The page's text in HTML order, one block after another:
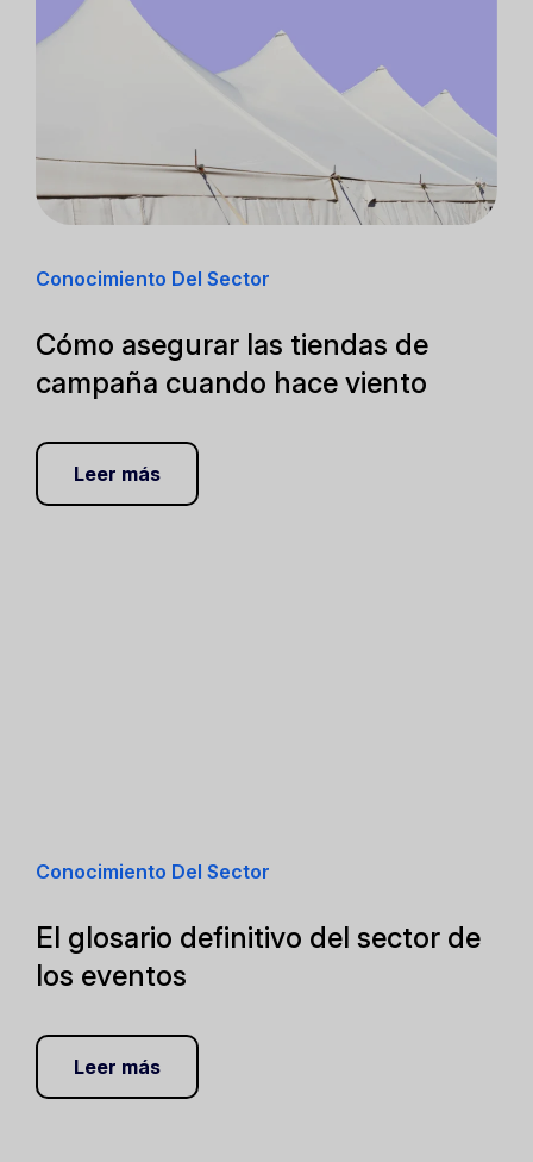
Conocimiento Del Sector
Cómo asegurar las tiendas de
campaña cuando hace viento
Leer más
Conocimiento Del Sector
El glosario definitivo del sector de
los eventos
Leer más